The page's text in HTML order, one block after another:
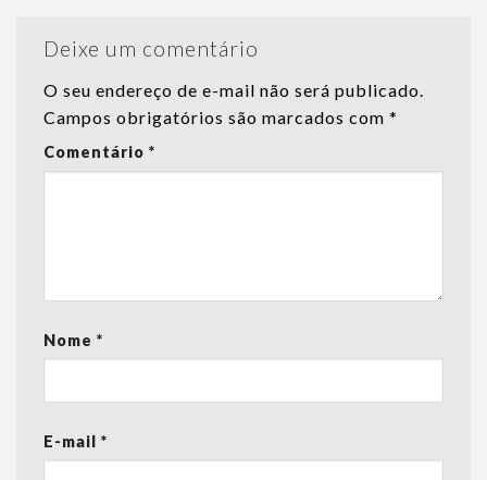
Deixe um comentário
O seu endereço de e-mail não será publicado.
Campos obrigatórios são marcados com *
Comentário *
Nome *
E-mail *